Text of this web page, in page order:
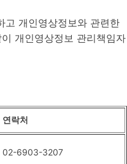
고 개인영상정보와 관련한
개인영상정보 관리책임자
연락처
02-6903-3207